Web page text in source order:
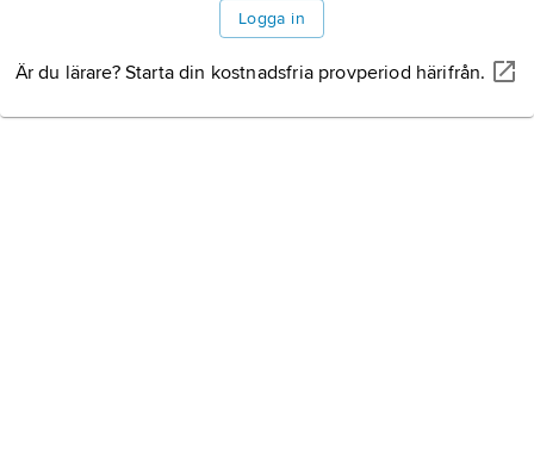
Logga in
Är du lärare? Starta din kostnadsfria provperiod härifrån.